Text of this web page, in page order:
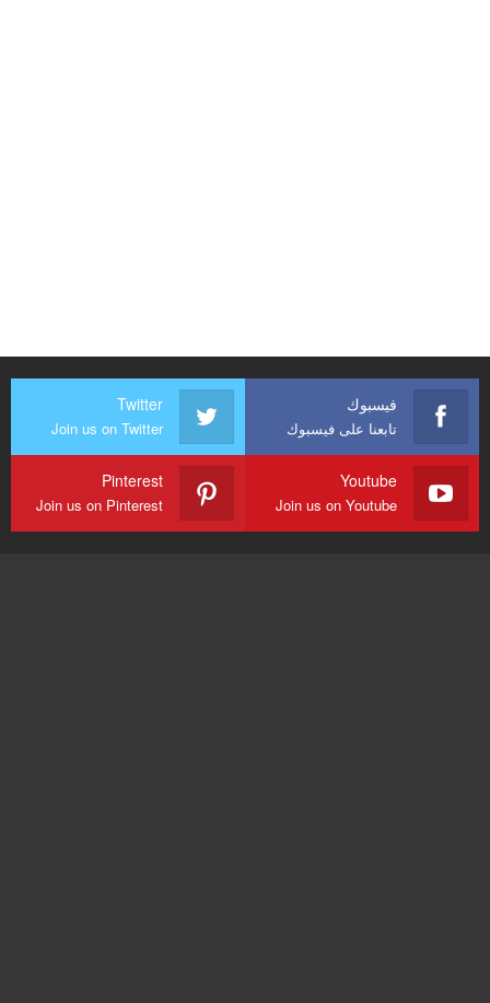
فيسبوك
تابعنا على فيسبوك
Twitter
Join us on Twitter
Youtube
Join us on Youtube
Pinterest
Join us on Pinterest